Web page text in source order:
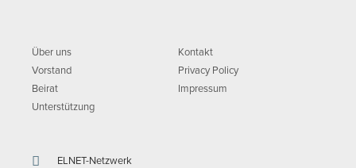
Über uns
Vorstand
Beirat
Unterstützung
Kontakt
Privacy Policy
Impressum
ELNET-Netzwerk